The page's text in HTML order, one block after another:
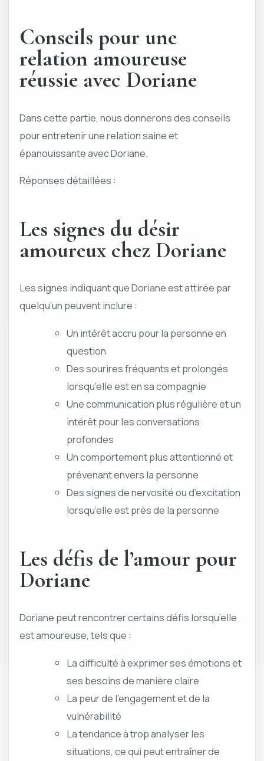
Conseils pour une
relation amoureuse
réussie avec Doriane
Dans cette partie, nous donnerons des conseils
pour entretenir une relation saine et
épanouissante avec Doriane.
Réponses détaillées :
Les signes du désir
amoureux chez Doriane
Les signes indiquant que Doriane est attirée par
quelqu’un peuvent inclure :
Un intérêt accru pour la personne en
question
Des sourires fréquents et prolongés
lorsqu’elle est en sa compagnie
Une communication plus régulière et un
intérêt pour les conversations
profondes
Un comportement plus attentionné et
prévenant envers la personne
Des signes de nervosité ou d’excitation
lorsqu’elle est près de la personne
Les défis de l’amour pour
Doriane
Doriane peut rencontrer certains défis lorsqu’elle
est amoureuse, tels que :
La difficulté à exprimer ses émotions et
ses besoins de manière claire
La peur de l’engagement et de la
vulnérabilité
La tendance à trop analyser les
situations, ce qui peut entraîner de